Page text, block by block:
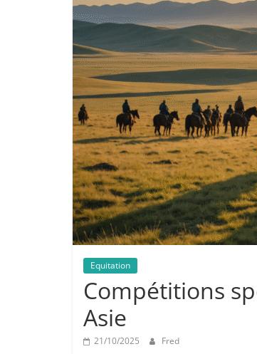
Equitation
Compétitions
Asie
21/10/2025 Fred